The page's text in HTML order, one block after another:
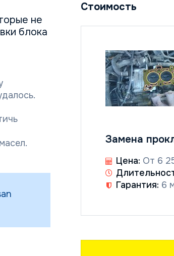
не
блока
Стоимость
Замена
Цена: От 6
Гарантия: 6